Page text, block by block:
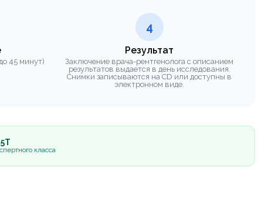
45 минут)
4
Результат
Заключение врача-рентгенолога с описанием
результатов выдается в день исследования.
Снимки записываются на CD или доступны в
электронном виде.
класса